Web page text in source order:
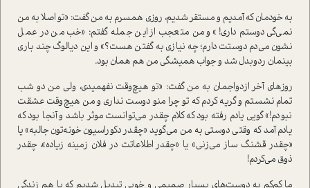
به خودمان که آمدیم و مستقر شدیم، روزی همسرم به من گفت: «تو اصلا به من
نمی‌گی دوستم داری!» و من متعجب از این جمله گفتم: «خب من در عمل
نشون می‌دم دوستت دارم؛ چه نیازی به گفتن هست؟» و این دیالوگ چند باری
بینمان رد‌و‌بدل شد و جواب همیشگی من هم همان بود.
روزهای آخر ازدواجمان به من گفت: «تو هیچ‌وقت نفهمیدی، ولی من دو شب
تمام نشستم و گریه کردم که تو چرا منو دوست نداری و من هیچ‌وقت عشقت
نبودم!» گویی یادم رفته بود که کلام چقدر می‌توانست موثر باشد و آنجا بود که
یادم آمد که وقتی دوستی به من می‌گوید «چقدر دکوراسیون خونه‌تون جالبه» یا
«چقدر قشنگ ساز می‌زنی» یا «چقدر اطلاعاتت در فلان زمینه زیاده»، چقدر
ذوق می‌کردم!
ما کم‌کم به دوست‌های بسیار صمیمی و خوبی تبدیل شدیم که با هم زندگی